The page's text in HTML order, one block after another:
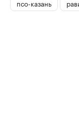
псо-казань